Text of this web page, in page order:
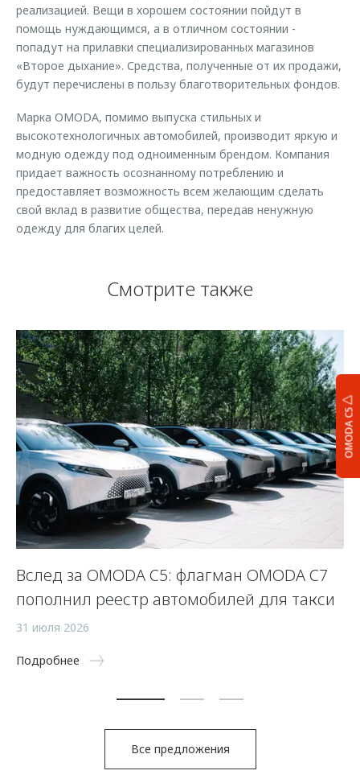
OMODA C5
реализацией. Вещи в хорошем состоянии пойдут в
помощь нуждающимся, а в отличном состоянии -
попадут на прилавки специализированных магазинов
«Второе дыхание». Средства, полученные от их продажи,
будут перечислены в пользу благотворительных фондов.
Марка OMODA, помимо выпуска стильных и
высокотехнологичных автомобилей, производит яркую и
модную одежду под одноименным брендом. Компания
придает важность осознанному потреблению и
предоставляет возможность всем желающим сделать
свой вклад в развитие общества, передав ненужную
одежду для благих целей.
Смотрите также
Вслед за OMODA C5: флагман OMODA C7
пополнил реестр автомобилей для такси
31 июля 2026
Подробнее
Все предложения